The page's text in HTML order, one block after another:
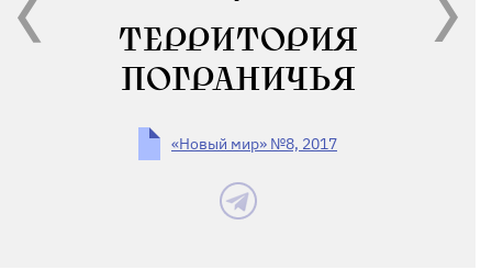
ТЕРРИТОРИЯ
ПОГРАНИЧЬЯ
«Новый мир» №8, 2017